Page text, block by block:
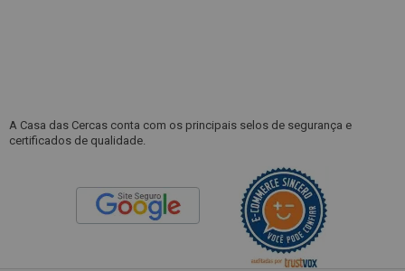
A Casa das Cercas conta com os principais selos de segurança e
certificados de qualidade.